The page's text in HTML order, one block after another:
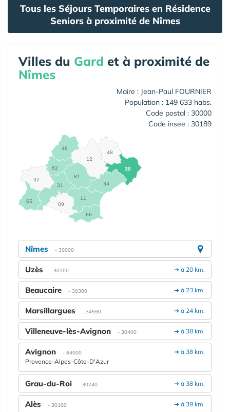
Tous les Séjours Temporaires en Résidence
Seniors à proximité de Nîmes
Villes du Gard et à proximité de
Nîmes
Maire : Jean-Paul FOURNIER
Population : 149 633 habs.
Code postal : 30000
Code insee : 30189
09
11
12
30
31
32
34
46
48
65
66
81
82
Nîmes - 30000
➔ à 20 km.
Uzès - 30700
➔ à 23 km.
Beaucaire - 30300
➔ à 24 km.
Marsillargues - 34590
➔ à 38 km.
Villeneuve-lès-Avignon - 30400
➔ à 38 km.
Avignon - 84000
Provence-Alpes-Côte-D'Azur
➔ à 38 km.
Grau-du-Roi - 30240
➔ à 39 km.
Alès - 30100